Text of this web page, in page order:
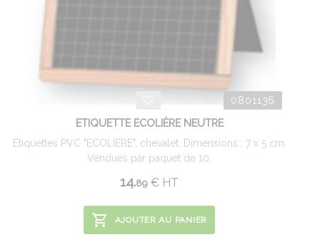
0801136
ETIQUETTE ECOLIÈRE NEUTRE
Etiquettes PVC "ECOLIERE", chevalet. Dimensions : 7 x 5 cm.
Vendues par paquet de 10.
14.89 € HT
AJOUTER AU PANIER